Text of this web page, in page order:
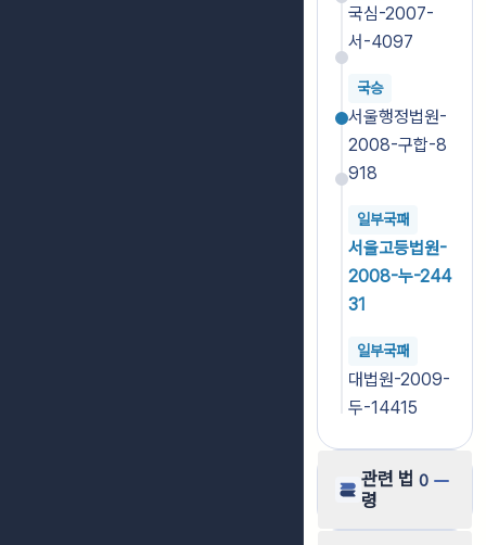
국심-2007-
서-4097
국승
서울행정법원-
2008-구합-8
918
일부국패
서울고등법원-
2008-누-244
31
일부국패
대법원-2009-
두-14415
관련 법
령
0